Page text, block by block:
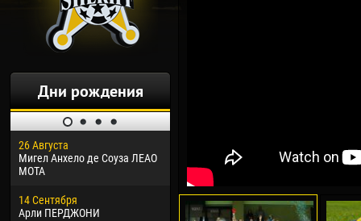
Дни рождения
26 Августа
Мигел Анхело де Соуза ЛЕАО
МОТА
14 Сентября
Арли ПЕРДЖОНИ
Дорасо Морео КЛАС
24 Февраля
Владислав КОСТИН